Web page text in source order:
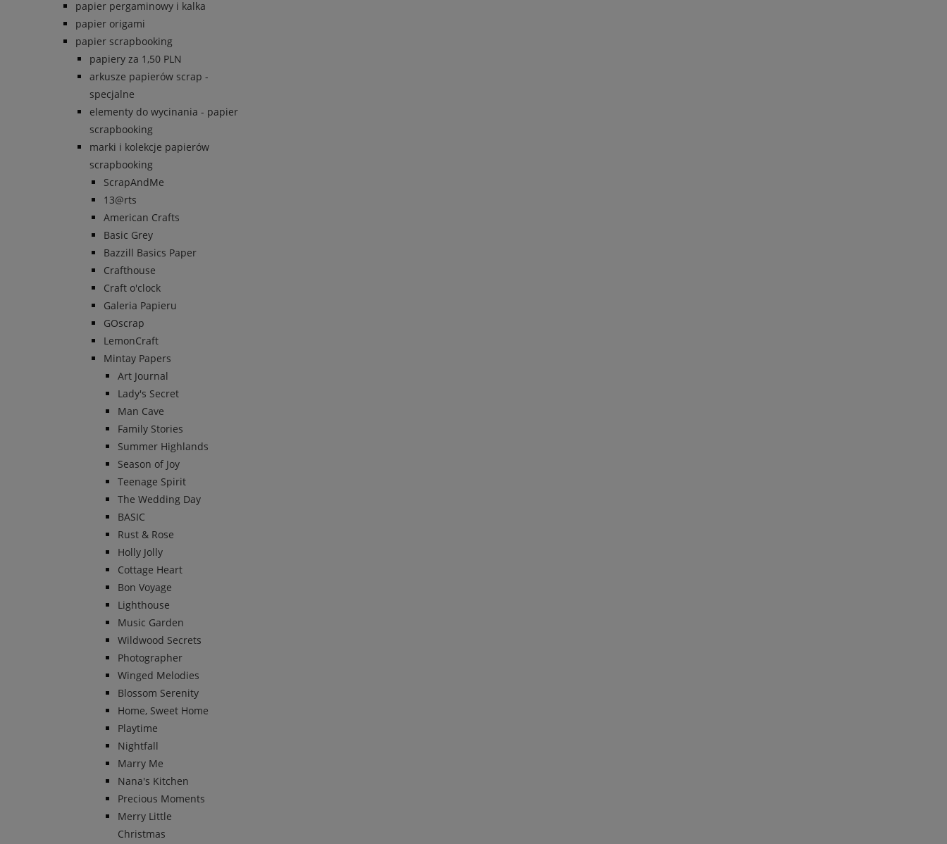
papier pergaminowy i kalka
papier origami
papier scrapbooking
papiery za 1,50 PLN
arkusze papierów scrap -
specjalne
elementy do wycinania - papier
scrapbooking
marki i kolekcje papierów
scrapbooking
ScrapAndMe
13@rts
American Crafts
Basic Grey
Bazzill Basics Paper
Crafthouse
Craft o'clock
Galeria Papieru
GOscrap
LemonCraft
Mintay Papers
Art Journal
Lady's Secret
Man Cave
Family Stories
Summer Highlands
Season of Joy
Teenage Spirit
The Wedding Day
BASIC
Rust & Rose
Holly Jolly
Cottage Heart
Bon Voyage
Lighthouse
Music Garden
Wildwood Secrets
Photographer
Winged Melodies
Blossom Serenity
Home, Sweet Home
Playtime
Nightfall
Marry Me
Nana's Kitchen
Precious Moments
Merry Little
Christmas